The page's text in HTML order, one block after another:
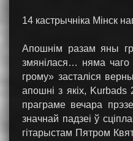
14 кастрычніка Мінск
Апошнім разам яны
змянілася… няма
грому» засталіся
апошні з якіх,
праграме вечара
значнай падзеі ў
гітарыстам Пятром